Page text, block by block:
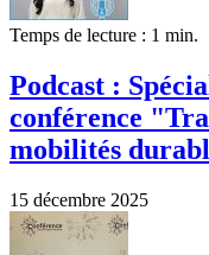
Temps de lecture : 1 min.
Podcast :
conférence
mobilités
15 décembre 2025